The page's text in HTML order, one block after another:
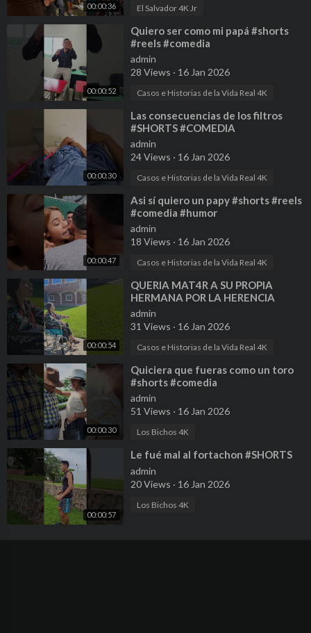
00:00:36 El Salvador 4K Jr
00:00:52
⁣Quiero ser como mi papá #shorts
#reels #comedia
admin
28 Views · 16 Jan 2026
Casos e Historias de la Vida Real 4K
00:00:30
⁣Las consecuencias de los filtros
#SHORTS #COMEDIA
admin
24 Views · 16 Jan 2026
Casos e Historias de la Vida Real 4K
00:00:47
⁣Asi sí quiero un papy #shorts #reels
#comedia #humor
admin
18 Views · 16 Jan 2026
Casos e Historias de la Vida Real 4K
00:00:54
⁣QUERIA MAT4R A SU PROPIA
HERMANA POR LA HERENCIA
#shorts #reels
admin
31 Views · 16 Jan 2026
Casos e Historias de la Vida Real 4K
00:00:30
⁣Quiciera que fueras como un toro
#shorts #comedia
admin
51 Views · 16 Jan 2026
Los Bichos 4K
00:00:57
⁣Le fué mal al fortachon #SHORTS
admin
20 Views · 16 Jan 2026
Los Bichos 4K